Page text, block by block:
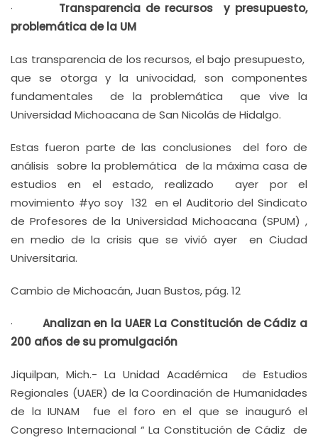
· Transparencia de recursos y presupuesto,
problemática de la UM
Las transparencia de los recursos, el bajo presupuesto,
que se otorga y la univocidad, son componentes
fundamentales de la problemática que vive la
Universidad Michoacana de San Nicolás de Hidalgo.
Estas fueron parte de las conclusiones del foro de
análisis sobre la problemática de la máxima casa de
estudios en el estado, realizado ayer por el
movimiento #yo soy 132 en el Auditorio del Sindicato
de Profesores de la Universidad Michoacana (SPUM) ,
en medio de la crisis que se vivió ayer en Ciudad
Universitaria.
Cambio de Michoacán, Juan Bustos, pág. 12
· Analizan en la UAER La Constitución de Cádiz a
200 años de su promulgación
Jiquilpan, Mich.- La Unidad Académica de Estudios
Regionales (UAER) de la Coordinación de Humanidades
de la IUNAM fue el foro en el que se inauguró el
Congreso Internacional “ La Constitución de Cádiz de